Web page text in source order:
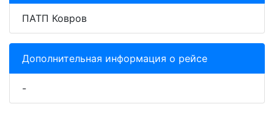
ПАТП Ковров
Дополнительная информация о рейсе
-